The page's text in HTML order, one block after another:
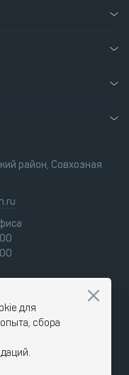
район, Совхозная
для
сбора